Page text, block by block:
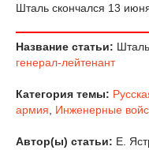
Шталь скончался 13
Название статьи:
генерал-лейтенант
Категория темы:
армия
Инженерные
Автор(ы) статьи: Е.